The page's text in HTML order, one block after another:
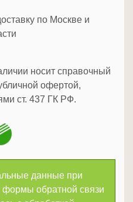
по Москве и
носит справочный
офертой,
ст. 437 ГК РФ.
данные при
обратной связи